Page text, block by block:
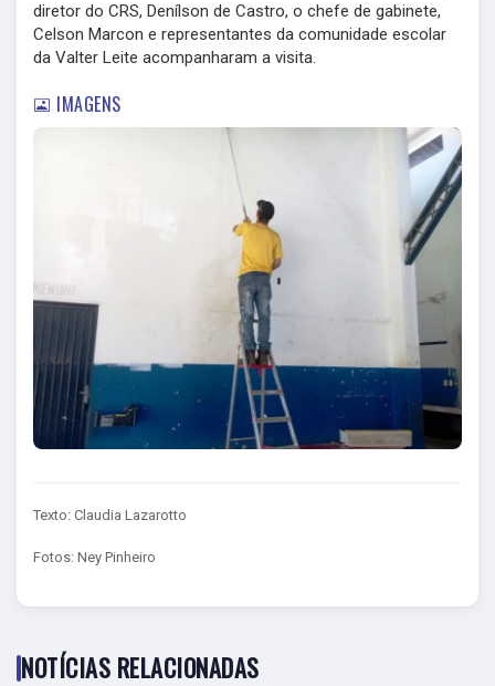
diretor do CRS, Denílson de Castro, o chefe de gabinete,
Celson Marcon e representantes da comunidade escolar
da Valter Leite acompanharam a visita.
IMAGENS
Texto: Claudia Lazarotto
Fotos: Ney Pinheiro
NOTÍCIAS RELACIONADAS